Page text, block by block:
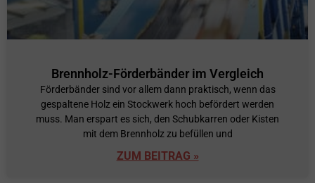
Brennholz-Förderbänder im Vergleich
Förderbänder sind vor allem dann praktisch, wenn das
gespaltene Holz ein Stockwerk hoch befördert werden
muss. Man erspart es sich, den Schubkarren oder Kisten
mit dem Brennholz zu befüllen und
ZUM BEITRAG »